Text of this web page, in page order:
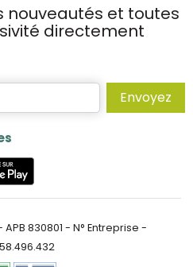
nouveautés et toutes
directement
Envoyez
830801 - N° Entreprise -